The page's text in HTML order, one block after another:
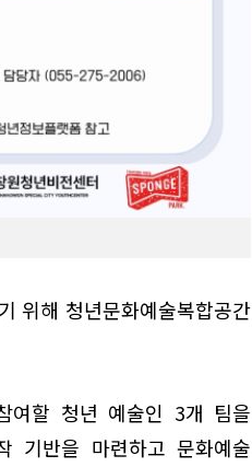
위해 청년문화예술복합공간
여할 청년 예술인 3개 팀을
기반을 마련하고 문화예술